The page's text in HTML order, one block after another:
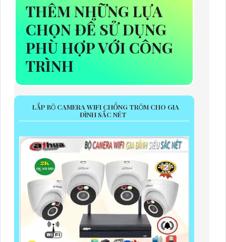
THÊM NHỮNG LỰA
CHỌN ĐỂ SỬ DỤNG
PHÙ HỢP VỚI CÔNG
TRÌNH
LẮP BỘ CAMERA WIFI CHỐNG TRỘM CHO GIA
ĐÌNH SẮC NÉT